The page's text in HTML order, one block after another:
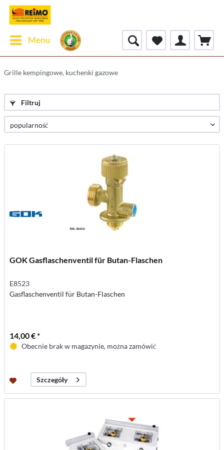
Menu
Grille kempingowe, kuchenki gazowe
Filtruj
GOK Gasflaschenventil für Butan-Flaschen
E8523
Gasflaschenventil für Butan-Flaschen
14,00 € *
Obecnie brak w magazynie, można zamówić
Szczegóły